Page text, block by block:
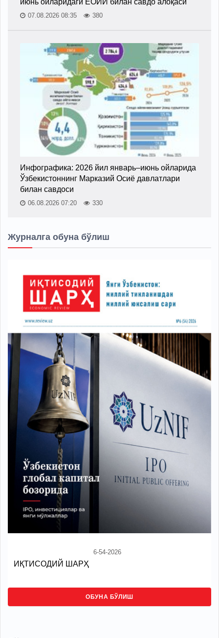
07.08.2026 08:35 380
Инфографика: 2026 йил январь–июнь ойларида
Ўзбекистоннинг Марказий Осиё давлатлари
билан савдоси
06.08.2026 07:20 330
Журналга обуна бўлиш
6-54-2026
ИҚТИСОДИЙ ШАРҲ
ОБУНА БЎЛИШ